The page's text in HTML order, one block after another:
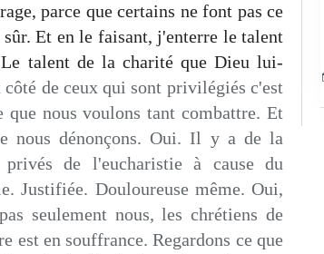
parce que certains ne font pas ce
Et en le faisant, j'enterre le talent
talent de la charité que Dieu lui-
de ceux qui sont privilégiés c'est
nous voulons tant combattre. Et
nous dénonçons. Oui. Il y a de la
privés de l'eucharistie à cause du
Justifiée. Douloureuse même. Oui,
seulement nous, les chrétiens de
est en souffrance. Regardons ce que